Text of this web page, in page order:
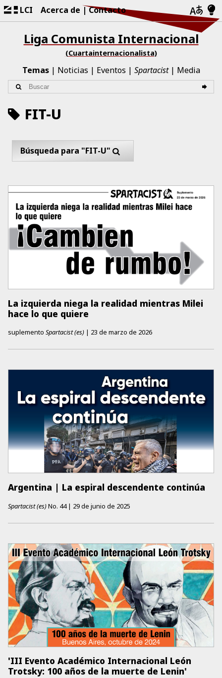
LCI Acerca de Contacto
Liga Comunista Internacional
(Cuartainternacionalista)
Temas Noticias Eventos Spartacist Media
FIT-U
Búsqueda para "FIT-U"
La izquierda niega la realidad mientras Milei
hace lo que quiere
suplemento Spartacist (es) | 23 de marzo de 2026
Argentina | La espiral descendente continúa
Spartacist (es)No. 44 | 29 de junio de 2025
'III Evento Académico Internacional León
Trotsky: 100 años de la muerte de Lenin'